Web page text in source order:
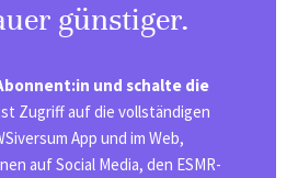
günstiger.
und schalte die
Zugriff auf die vollständigen
App und im Web,
auf Social Media, den ESMR-